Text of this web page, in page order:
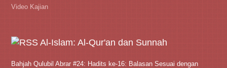
Video Kajian
Al-Islam: Al-Qur'an dan Sunnah
Bahjah Qulubil Abrar #24: Hadits ke-16: Balasan Sesuai dengan